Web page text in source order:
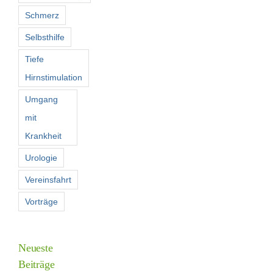
Schmerz
Selbsthilfe
Tiefe
Hirnstimulation
Umgang
mit
Krankheit
Urologie
Vereinsfahrt
Vorträge
Neueste
Beiträge